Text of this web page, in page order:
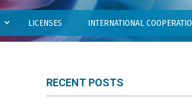
LICENSES INTERNATIONAL
RECENT POSTS